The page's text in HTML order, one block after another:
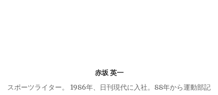
ン
赤坂 英一
スポーツライター。 1986年、日刊現代に入社。88年から運動部記